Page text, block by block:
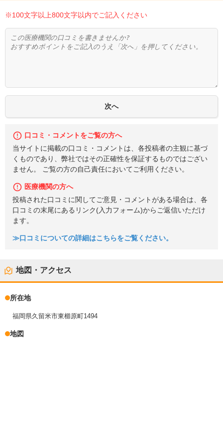
※100文字以上800文字以内でご記入ください
口コミ・コメントをご覧の方へ
当サイトに掲載の口コミ・コメントは、各投稿者の主観に基づ
くものであり、弊社ではその正確性を保証するものではござい
ません。 ご覧の方の自己責任においてご利用ください。
医療機関の方へ
投稿された口コミに関してご意見・コメントがある場合は、各
口コミの末尾にあるリンク(入力フォーム)からご返信いただけ
ます。
≫口コミについての詳細はこちらをご覧ください。
地図・アクセス
所在地
福岡県久留米市東櫛原町1494
地図